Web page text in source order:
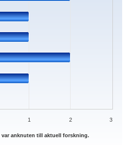
var anknuten till aktuell forskning.
1 2 3